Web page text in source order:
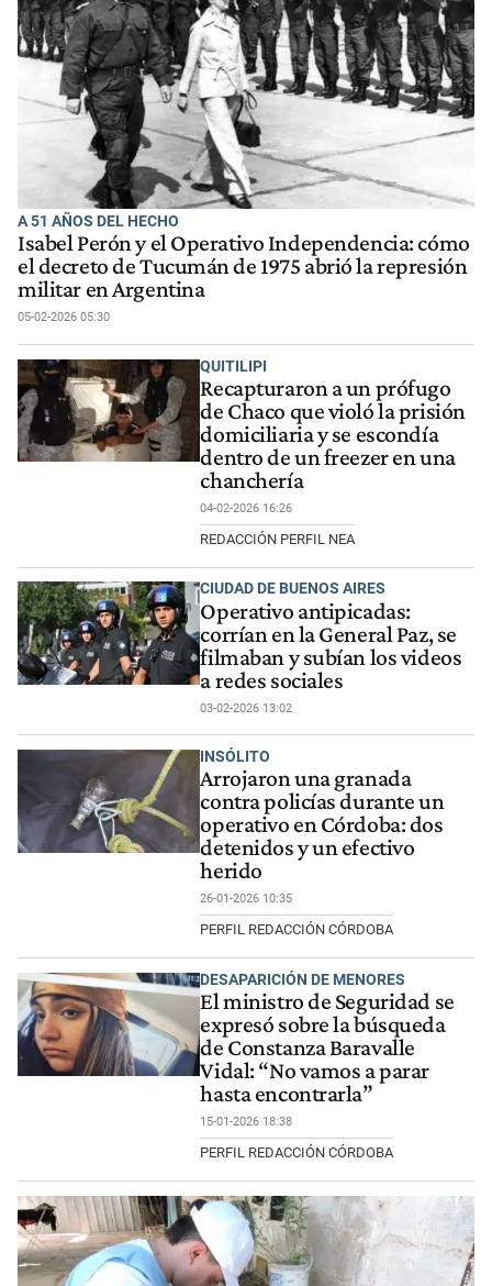
A 51 AÑOS DEL HECHO
Isabel Perón y el Operativo Independencia: cómo
el decreto de Tucumán de 1975 abrió la represión
militar en Argentina
05-02-2026 05:30
QUITILIPI
Recapturaron a un prófugo
de Chaco que violó la prisión
domiciliaria y se escondía
dentro de un freezer en una
chanchería
04-02-2026 16:26
REDACCIÓN PERFIL NEA
CIUDAD DE BUENOS AIRES
Operativo antipicadas:
corrían en la General Paz, se
filmaban y subían los videos
a redes sociales
03-02-2026 13:02
INSÓLITO
Arrojaron una granada
contra policías durante un
operativo en Córdoba: dos
detenidos y un efectivo
herido
26-01-2026 10:35
PERFIL REDACCIÓN CÓRDOBA
DESAPARICIÓN DE MENORES
El ministro de Seguridad se
expresó sobre la búsqueda
de Constanza Baravalle
Vidal: “No vamos a parar
hasta encontrarla”
15-01-2026 18:38
PERFIL REDACCIÓN CÓRDOBA